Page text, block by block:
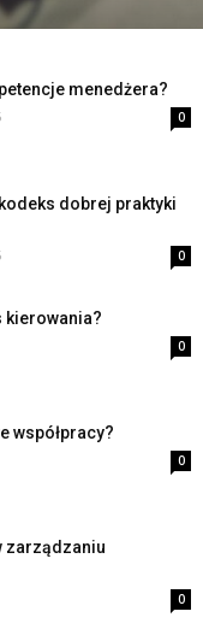
menedżera?
0
dobrej praktyki
0
kierowania?
0
współpracy?
0
zarządzaniu
0